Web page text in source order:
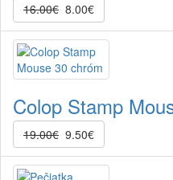
16.00€ 8.00€
Colop Stamp
19.00€ 9.50€